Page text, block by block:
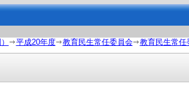
平成20年度 教育民生常任委員会 教育民生常任